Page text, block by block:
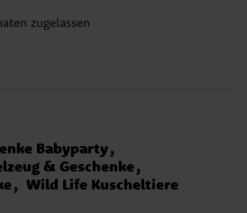
zugelassen
Babyparty
& Geschenke
Wild Life Kuscheltiere